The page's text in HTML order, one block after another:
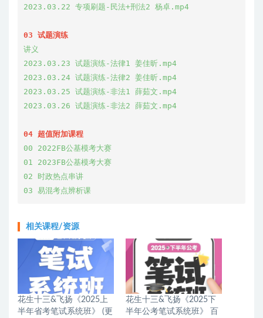
2023.03.22 专项刷题-民法+刑法2 杨卓.mp4
03 试题演练
讲义
2023.03.23 试题演练-法律1 姜佳昕.mp4
2023.03.24 试题演练-法律2 姜佳昕.mp4
2023.03.25 试题演练-非法1 薛茹文.mp4
2023.03.26 试题演练-非法2 薛茹文.mp4
04 超值附加课程
00 2022FB公基模考大赛
01 2023FB公基模考大赛
02 时政热点串讲
03 易混考点辨析课
相关课程/资源
花生十三&飞扬《2025上
半年省考笔试系统班》 (更
花生十三&飞扬《2025下
半年公考笔试系统班》 百